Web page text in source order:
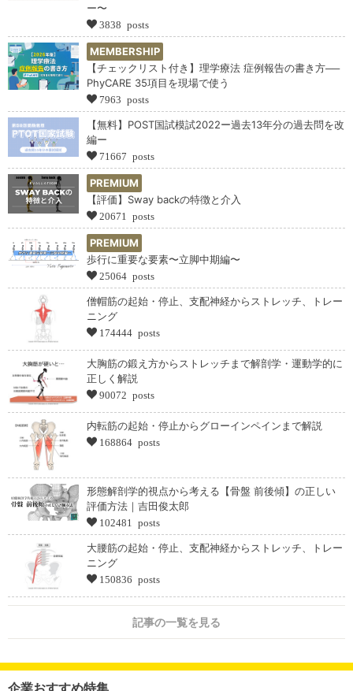
ー〜
3838 posts
MEMBERSHIP
【チェックリスト付き】理学療法 症例報告の書き方──
PhyCARE 35項目を現場で使う
7963 posts
【無料】POST国試模試2022ー過去13年分の過去問を改
編ー
71667 posts
PREMIUM
【評価】Sway backの特徴と介入
20671 posts
PREMIUM
歩行に重要な要素〜立脚中期編〜
25064 posts
僧帽筋の起始・停止、支配神経からストレッチ、トレー
ニング
174444 posts
大胸筋の鍛え方からストレッチまで解剖学・運動学的に
正しく解説
90072 posts
内転筋の起始・停止からグローインペインまで解説
168864 posts
形態解剖学的視点から考える【骨盤 前後傾】の正しい
評価方法｜吉田俊太郎
102481 posts
大腰筋の起始・停止、支配神経からストレッチ、トレー
ニング
150836 posts
記事の一覧を見る
企業おすすめ特集